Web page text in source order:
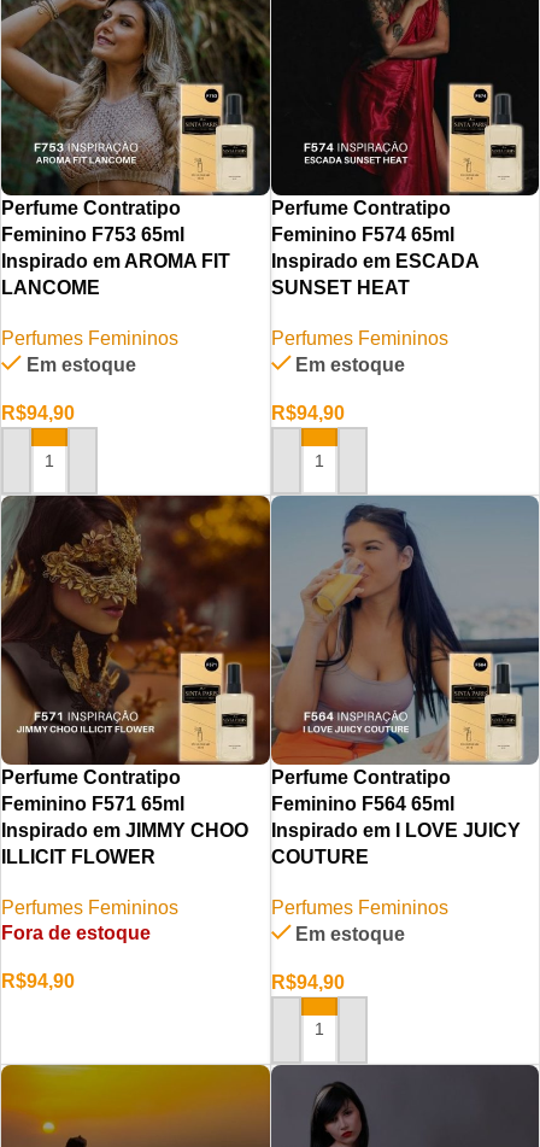
Perfume Contratipo
Feminino F753 65ml
Inspirado em AROMA FIT
LANCOME
Perfumes Femininos
Em estoque
R$94,90
ADICIONAR AO CARRINHO
Perfume Contratipo
Feminino F574 65ml
Inspirado em ESCADA
SUNSET HEAT
Perfumes Femininos
Em estoque
R$94,90
ADICIONAR AO CARRINHO
Perfume Contratipo
Feminino F571 65ml
Inspirado em JIMMY CHOO
ILLICIT FLOWER
Perfumes Femininos
Fora de estoque
R$94,90
Perfume Contratipo
Feminino F564 65ml
Inspirado em I LOVE JUICY
COUTURE
Perfumes Femininos
Em estoque
R$94,90
ADICIONAR AO CARRINHO